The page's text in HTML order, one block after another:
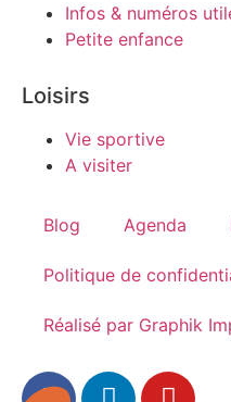
Infos & numéros
Petite enfance
Loisirs
Vie sportive
A visiter
Blog Agenda
Politique de
Réalisé par Graphik